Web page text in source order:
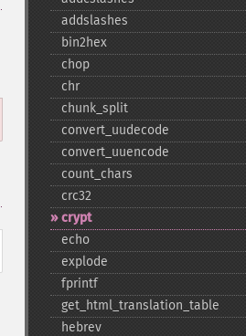
addslashes
bin2hex
chop
chr
chunk_​split
convert_​uudecode
convert_​uuencode
count_​chars
crc32
crypt
echo
explode
fprintf
get_​html_​translation_​table
hebrev